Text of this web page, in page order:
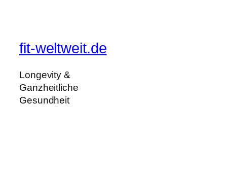
fit-weltweit.de
Longevity &
Ganzheitliche
Gesundheit